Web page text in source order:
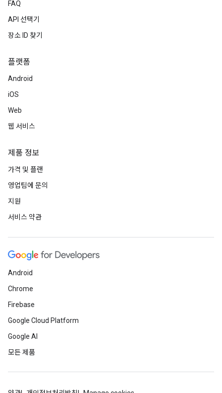
FAQ
API 선택기
장소 ID 찾기
플랫폼
Android
iOS
Web
웹 서비스
제품 정보
가격 및 플랜
영업팀에 문의
지원
서비스 약관
Android
Chrome
Firebase
Google Cloud Platform
Google AI
모든 제품